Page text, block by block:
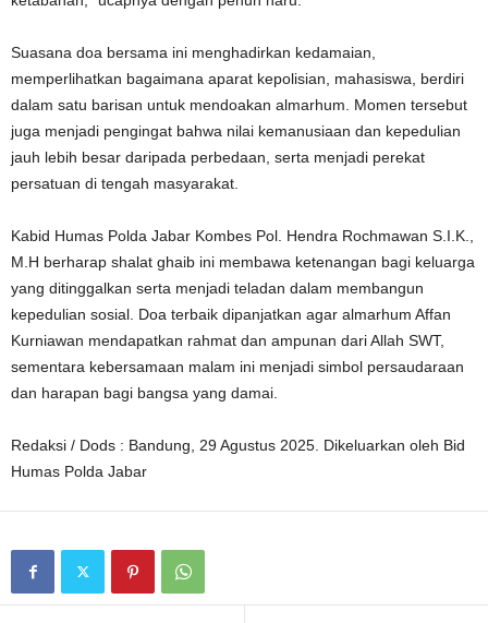
Suasana doa bersama ini menghadirkan kedamaian,
memperlihatkan bagaimana aparat kepolisian, mahasiswa, berdiri
dalam satu barisan untuk mendoakan almarhum. Momen tersebut
juga menjadi pengingat bahwa nilai kemanusiaan dan kepedulian
jauh lebih besar daripada perbedaan, serta menjadi perekat
persatuan di tengah masyarakat.
Kabid Humas Polda Jabar Kombes Pol. Hendra Rochmawan S.I.K.,
M.H berharap shalat ghaib ini membawa ketenangan bagi keluarga
yang ditinggalkan serta menjadi teladan dalam membangun
kepedulian sosial. Doa terbaik dipanjatkan agar almarhum Affan
Kurniawan mendapatkan rahmat dan ampunan dari Allah SWT,
sementara kebersamaan malam ini menjadi simbol persaudaraan
dan harapan bagi bangsa yang damai.
Redaksi / Dods : Bandung, 29 Agustus 2025. Dikeluarkan oleh Bid
Humas Polda Jabar